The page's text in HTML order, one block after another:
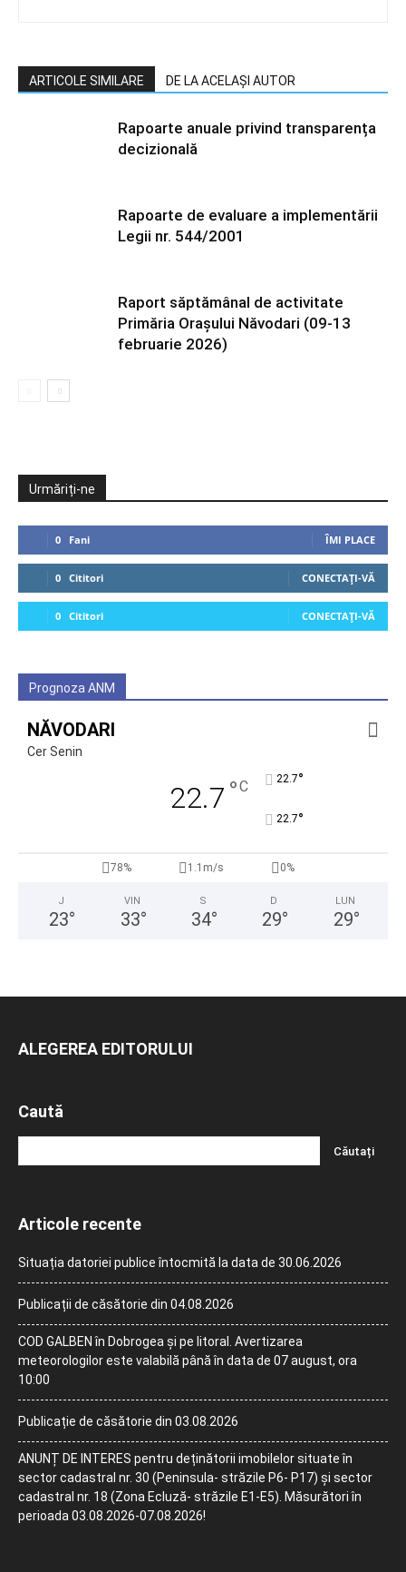
ARTICOLE SIMILARE DE LA ACELAȘI AUTOR
Rapoarte anuale privind transparența
decizională
Rapoarte de evaluare a implementării
Legii nr. 544/2001
Raport săptămânal de activitate
Primăria Orașului Năvodari (09-13
februarie 2026)
Urmăriți-ne
0 Fani ÎMI PLACE
0 Cititori CONECTAȚI-VĂ
0 Cititori CONECTAȚI-VĂ
Prognoza ANM
NĂVODARI
Cer Senin
22.7 °C 22.7°
22.7°
78% 1.1m/s 0%
J
23°
VIN
33°
S
34°
D
29°
LUN
29°
ALEGEREA EDITORULUI
Caută
Articole recente
Situația datoriei publice întocmită la data de 30.06.2026
Publicații de căsătorie din 04.08.2026
COD GALBEN în Dobrogea și pe litoral. Avertizarea
meteorologilor este valabilă până în data de 07 august, ora
10:00
Publicație de căsătorie din 03.08.2026
ANUNȚ DE INTERES pentru deținătorii imobilelor situate în
sector cadastral nr. 30 (Peninsula- străzile P6- P17) și sector
cadastral nr. 18 (Zona Ecluză- străzile E1-E5). Măsurători în
perioada 03.08.2026-07.08.2026!